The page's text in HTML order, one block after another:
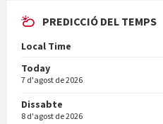
En Bum
PREDICCIÓ DEL TEMPS
Local Time
Today
7 d'agost de 2026
Dissabte
8 d'agost de 2026